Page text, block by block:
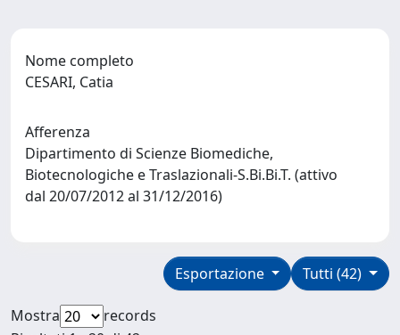
Nome completo
CESARI, Catia
Afferenza
Dipartimento di Scienze Biomediche,
Biotecnologiche e Traslazionali-S.Bi.Bi.T. (attivo
dal 20/07/2012 al 31/12/2016)
Tutti (42)
Esportazione
Mostra
records